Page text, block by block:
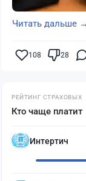
Читать дальше →
108 28
РЕЙТИНГ СТРАХОВЫХ
Кто чаще платит
Интертич